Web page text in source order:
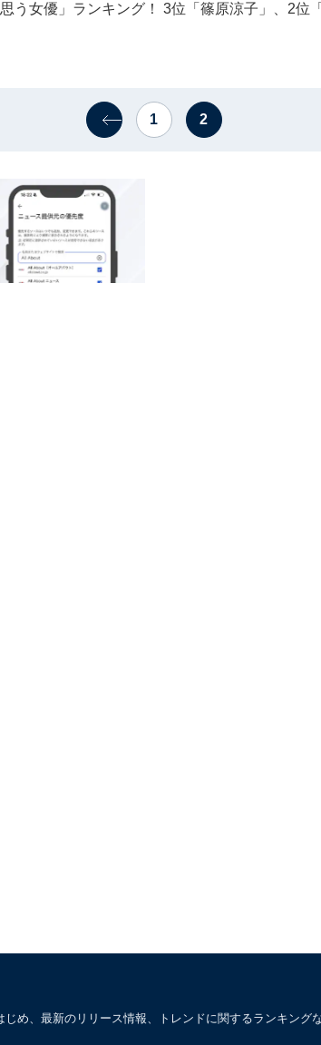
思う女優」ランキング！ 3位「篠原涼子」、2位
1 2
め、最新のリリース情報、トレンドに関するランキング